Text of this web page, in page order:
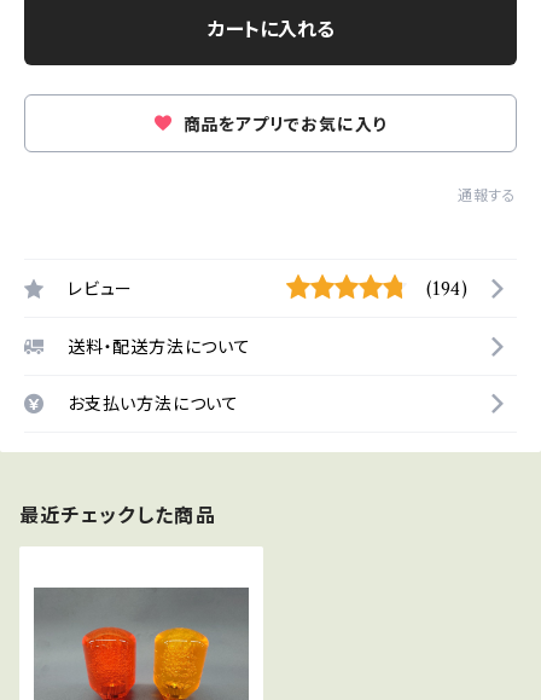
カートに入れる
商品をアプリでお気に入り
通報する
レビュー (194)
送料・配送方法について
お支払い方法について
最近チェックした商品